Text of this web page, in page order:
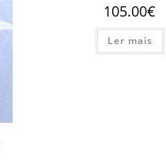
105.00€
Ler mais